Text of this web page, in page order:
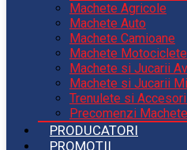
Machete Agricole
Machete Auto
Machete Camioane
Machete Motociclete
Machete si Jucarii
Machete si Jucarii
Trenulete si
Precomenzi
PRODUCATORI
PROMOTII